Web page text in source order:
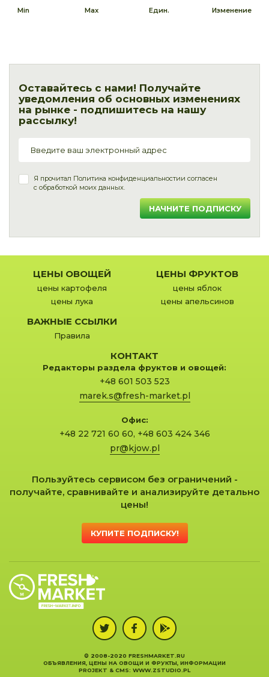
Min Max Един. Изменение
Оставайтесь с нами! Получайте
уведомления об основных изменениях
на рынке - подпишитесь на нашу
рассылку!
Я прочитал Политика конфиденциальностии согласен
с обработкой моих данных.
НАЧНИТЕ ПОДПИСКУ
ЦЕНЫ ОВОЩЕЙ
цены картофеля
цены лука
ЦЕНЫ ФРУКТОВ
цены яблок
цены апельсинов
ВАЖНЫЕ ССЫЛКИ
Правила
КОНТАКТ
Редакторы раздела фруктов и овощей:
+48 601 503 523
marek.s@fresh-market.pl
Офис:
+48 22 721 60 60, +48 603 424 346
pr@kjow.pl
Пользуйтесь сервисом без ограничений -
получайте, сравнивайте и анализируйте детально
цены!
КУПИТЕ ПОДПИСКУ!
© 2008-2020 FRESHMARKET.RU
ОБЪЯВЛЕНИЯ, ЦЕНЫ НА ОВОЩИ И ФРУКТЫ, ИНФОРМАЦИИ
PROJEKT & CMS: WWW.ZSTUDIO.PL